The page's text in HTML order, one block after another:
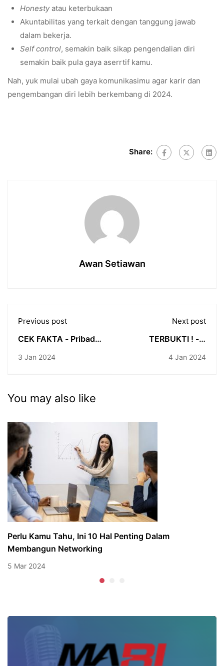
Honestyatau keterbukaan
Akuntabilitas yang terkait dengan tanggung jawab
dalam bekerja.
Self control, semakin baik sikap pengendalian diri
semakin baik pula gaya aserrtif kamu.
Nah, yuk mulai ubah gaya komunikasimu agar karir dan
pengembangan diri lebih berkembang di 2024.
Share:
Awan Setiawan
Previous post
CEK FAKTA - Pribadi
3 Jan 2024
Next post
TERBUKTI ! - 5
4 Jan 2024
You may also like
Perlu Kamu Tahu, Ini 10 Hal Penting Dalam
Membangun Networking
5 Mar 2024